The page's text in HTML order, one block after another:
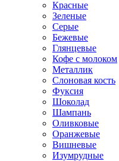
Красные
Зеленые
Серые
Бежевые
Глянцевые
Кофе с молоком
Металлик
Слоновая кость
Фуксия
Шоколад
Шампань
Оливковые
Оранжевые
Вишневые
Изумрудные